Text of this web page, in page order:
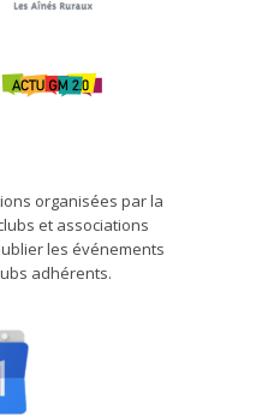
organisées par la
et associations
les événements
adhérents.